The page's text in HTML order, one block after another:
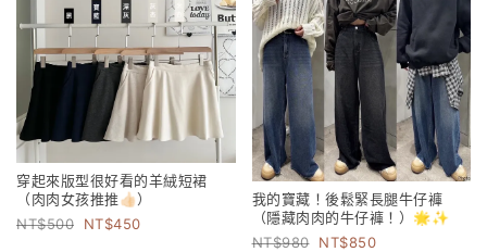
穿起來版型很好看的羊絨短裙
（肉肉女孩推推👍🏻）
500
450
我的寶藏！後鬆緊長腿牛仔褲
（隱藏肉肉的牛仔褲！）🌟✨
980
850